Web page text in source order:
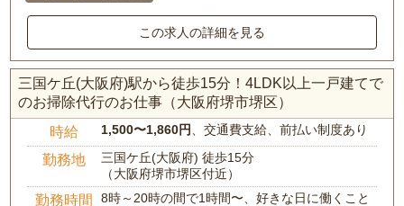
この求人の詳細を見る
三国ケ丘(大阪府)駅から徒歩15分！4LDK以上一戸建てで
のお掃除代行のお仕事（大阪府堺市堺区）
時給 1,500〜1,860円 、交通費支給、前払い制度あり
勤務地
三国ケ丘(大阪府) 徒歩15分
（大阪府堺市堺区付近）
勤務時間 8時～20時の間で1時間〜、好きな日に働くこと